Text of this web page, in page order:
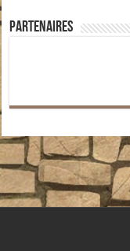
Partenaires